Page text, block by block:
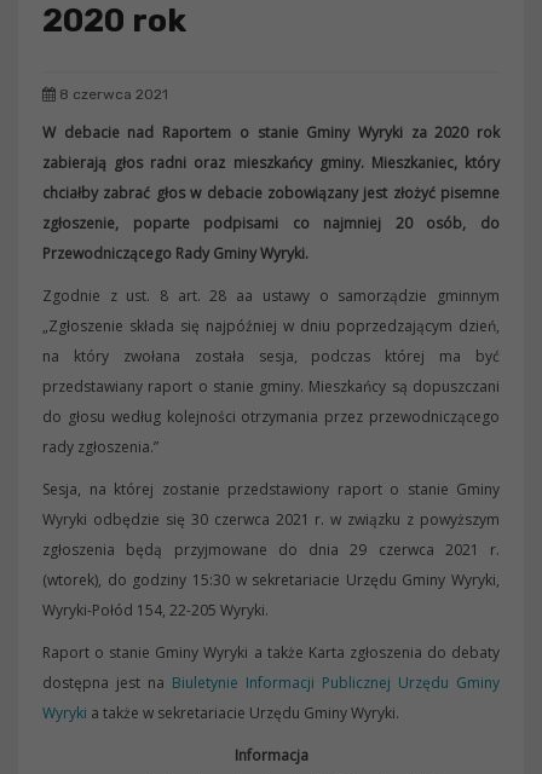
2020 rok
8 czerwca 2021
W debacie nad Raportem o stanie Gminy Wyryki za 2020 rok
zabierają głos radni oraz mieszkańcy gminy. Mieszkaniec, który
chciałby zabrać głos w debacie zobowiązany jest złożyć pisemne
zgłoszenie, poparte podpisami co najmniej 20 osób, do
Przewodniczącego Rady Gminy Wyryki.
Zgodnie z ust. 8 art. 28 aa ustawy o samorządzie gminnym
„Zgłoszenie składa się najpóźniej w dniu poprzedzającym dzień,
na który zwołana została sesja, podczas której ma być
przedstawiany raport o stanie gminy. Mieszkańcy są dopuszczani
do głosu według kolejności otrzymania przez przewodniczącego
rady zgłoszenia.”
Sesja, na której zostanie przedstawiony raport o stanie Gminy
Wyryki odbędzie się 30 czerwca 2021 r. w związku z powyższym
zgłoszenia będą przyjmowane do dnia 29 czerwca 2021 r.
(wtorek), do godziny 15:30 w sekretariacie Urzędu Gminy Wyryki,
Wyryki-Połód 154, 22-205 Wyryki.
Raport o stanie Gminy Wyryki a także Karta zgłoszenia do debaty
dostępna jest na Biuletynie Informacji Publicznej Urzędu Gminy
Wyryki a także w sekretariacie Urzędu Gminy Wyryki.
Informacja